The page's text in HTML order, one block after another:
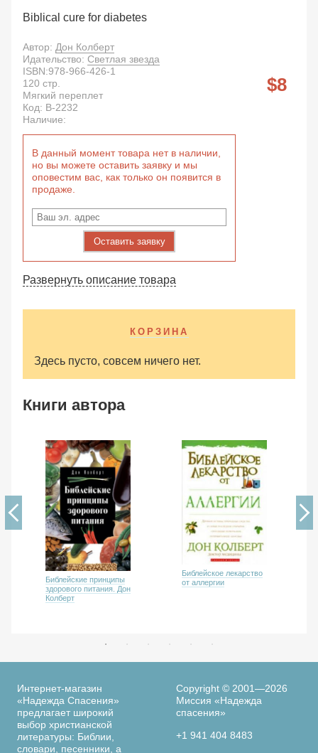
Biblical cure for diabetes
Автор: Дон Колберт
Идательство: Светлая звезда
8
ISBN:978-966-426-1
120 стр.
Мягкий переплет
Код: B-2232
Наличие:
В данный момент товара нет в наличии,
но вы можете оставить заявку и мы
оповестим вас, как только он появится в
продаже.
Оставить заявку
Развернуть описание товара
КОРЗИНА
Здесь пусто, совсем ничего нет.
Книги автора
Библейские принципы
здорового питания. Дон
Колберт
Библейское лекарство
от аллергии
Интернет-магазин
«Надежда Спасения»
предлагает широкий
выбор христианской
литературы: Библии,
словари, песенники, а
Copyright © 2001—2026
Миссия «Надежда
спасения»
+1 941 404 8483